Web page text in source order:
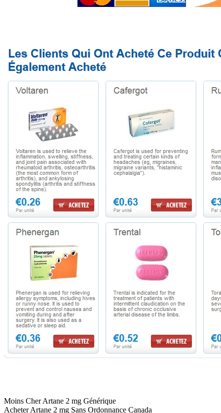
Moins Cher Artane 2 mg Générique
Acheter Artane 2 mg Sans Ordonnance Canada